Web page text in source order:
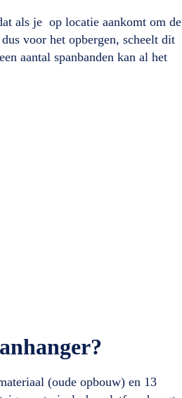
als je op locatie aankomt om de
voor het opbergen, scheelt dit
aantal spanbanden kan al het
(oude opbouw) en 13